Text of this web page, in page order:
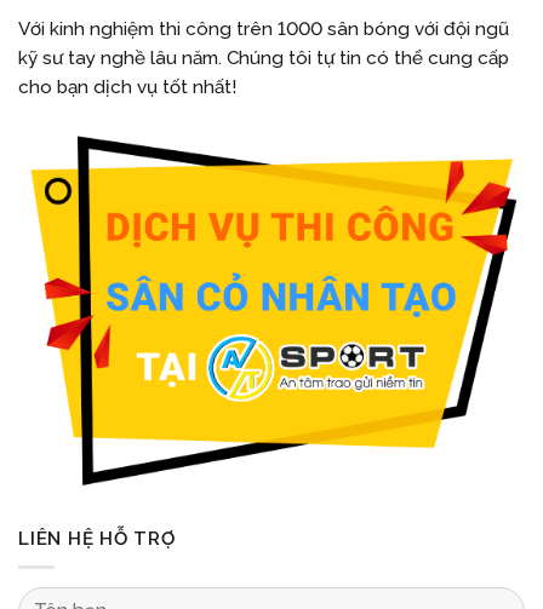
Với kinh nghiệm thi công trên 1000 sân bóng với đội ngũ
kỹ sư tay nghề lâu năm. Chúng tôi tự tin có thể cung cấp
cho bạn dịch vụ tốt nhất!
LIÊN HỆ HỖ TRỢ